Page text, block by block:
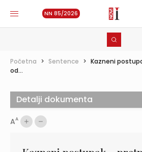
NN 85/2026
Početna > Sentence > Kazneni
od...
AA
Detalji dokumenta